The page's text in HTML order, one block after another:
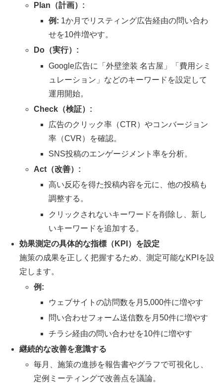
Plan（計画）:
例: 1か月でリスティング広告経由の問い合わ
せを10件増やす。
Do（実行）:
Google広告に「外壁塗装 名古屋」「費用シミ
ュレーション」などのキーワードを設定して
運用開始。
Check（検証）:
広告のクリック率（CTR）やコンバージョン
率（CVR）を確認。
SNS投稿のエンゲージメント率を分析。
Act（改善）:
高い反応を得た投稿内容を元に、他の投稿も
調整する。
クリックされないキーワードを削除し、新し
いキーワードを追加する。
効果測定の具体的な指標（KPI）を設定
施策の成果を正しく把握するため、測定可能なKPIを設
定します。
例:
ウェブサイトの訪問数を月5,000件に増やす
問い合わせフォーム送信数を月50件に増やす
チラシ経由の問い合わせを10件に増やす
継続的な改善を意識する
毎月、施策の進捗を報告書やグラフで可視化し、
定例ミーティングで改善点を議論。